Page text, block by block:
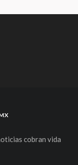
cobran vida